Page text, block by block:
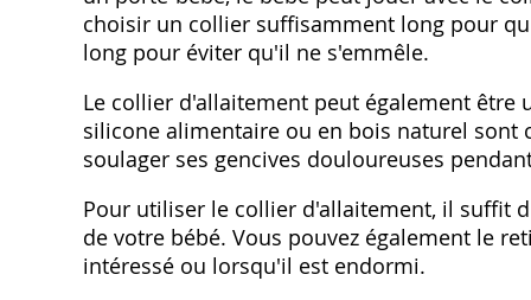
choisir un collier suffisamment long pour
long pour éviter qu'il ne s'emmêle.
Le collier d'allaitement peut également
silicone alimentaire ou en bois naturel sont
soulager ses gencives douloureuses
Pour utiliser le collier d'allaitement, il suffit
de votre bébé. Vous pouvez également le
intéressé ou lorsqu'il est endormi.